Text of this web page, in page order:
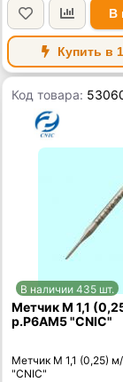
В
Купить в
Код товара:
В наличии 435 шт.
Метчик М 1,1
р.Р6АМ5 "CNIC"
Метчик М 1,1 (0,25)
"CNIC"